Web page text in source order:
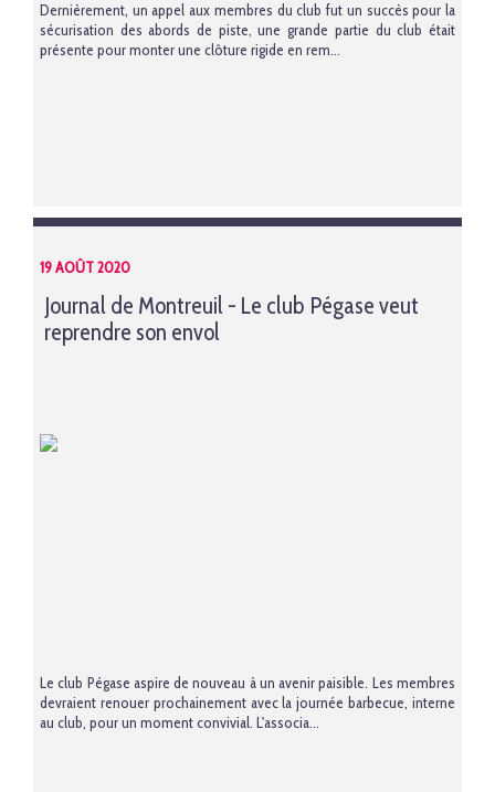
Dernièrement, un appel aux membres du club fut un succès pour la
sécurisation des abords de piste, une grande partie du club était
présente pour monter une clôture rigide en rem...
19 AOÛT 2020
Journal de Montreuil - Le club Pégase veut
reprendre son envol
Le club Pégase aspire de nouveau à un avenir paisible. Les membres
devraient renouer prochainement avec la journée barbecue, interne
au club, pour un moment convivial. L'associa...